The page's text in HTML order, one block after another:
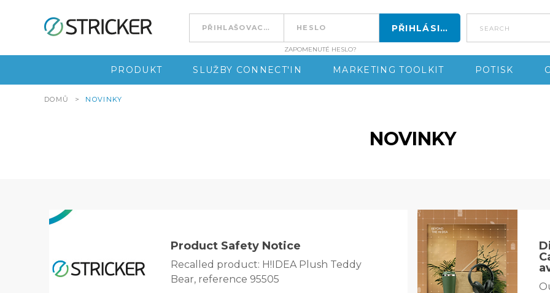
Go to content
ZAPOMENUTÉ HESLO?
search
PRODUKT SLUŽBY CONNECT'IN MARKETING TOOLKIT POTISK
DOMŮ > NOVINKY
NOVINKY
Product Safety Notice
Recalled product: H!IDEA Plush Teddy
Bear, reference 95505